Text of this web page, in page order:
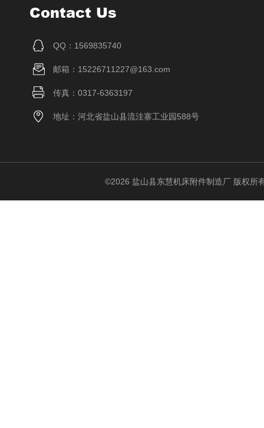
Contact Us
QQ：1569835740
邮箱：15226711227@163.com
传真：0317-6363197
地址：河北省盐山县流洼寨工业园588号
©2026 盐山县东慧机床附件制造厂 版权